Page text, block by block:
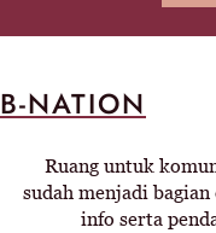
B-NATION
Ruang untuk
sudah menjadi
info serta